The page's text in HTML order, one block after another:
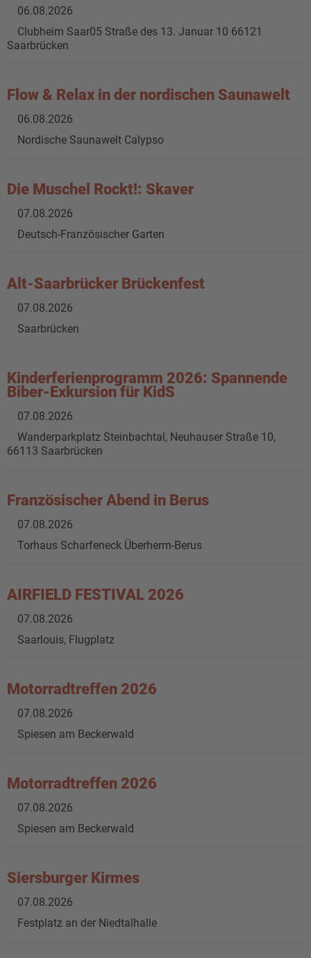
06.08.2026
Clubheim Saar05 Straße des 13. Januar 10 66121
Saarbrücken
Flow & Relax in der nordischen Saunawelt
06.08.2026
Nordische Saunawelt Calypso
Die Muschel Rockt!: Skaver
07.08.2026
Deutsch-Französischer Garten
Alt-Saarbrücker Brückenfest
07.08.2026
Saarbrücken
Kinderferienprogramm 2026: Spannende
Biber-Exkursion für KidS
07.08.2026
Wanderparkplatz Steinbachtal, Neuhauser Straße 10,
66113 Saarbrücken
Französischer Abend in Berus
07.08.2026
Torhaus Scharfeneck Überherrn-Berus
AIRFIELD FESTIVAL 2026
07.08.2026
Saarlouis, Flugplatz
Motorradtreffen 2026
07.08.2026
Spiesen am Beckerwald
Motorradtreffen 2026
07.08.2026
Spiesen am Beckerwald
Siersburger Kirmes
07.08.2026
Festplatz an der Niedtalhalle